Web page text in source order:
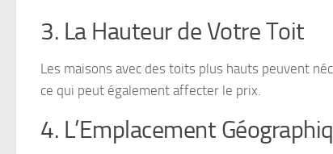
3. La Hauteur de Votre Toit
Les maisons avec des toits plus hauts peuvent
ce qui peut également affecter le prix.
4. L’Emplacement